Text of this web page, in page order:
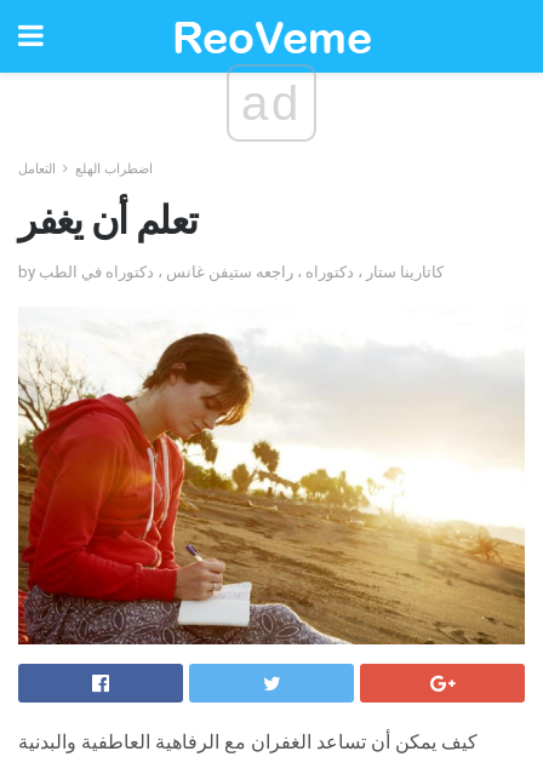
ad
اضطراب الهلع التعامل
تعلم أن يغفر
by كاتارينا ستار ، دكتوراه ، راجعه ستيفن غانس ، دكتوراه في الطب
كيف يمكن أن تساعد الغفران مع الرفاهية العاطفية والبدنية